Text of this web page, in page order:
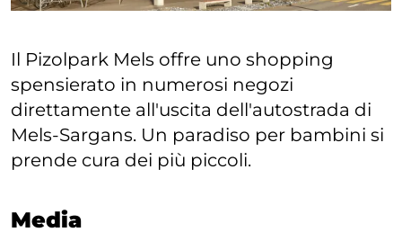
Il Pizolpark Mels offre uno shopping
spensierato in numerosi negozi
direttamente all'uscita dell'autostrada di
Mels-Sargans. Un paradiso per bambini si
prende cura dei più piccoli.
Media